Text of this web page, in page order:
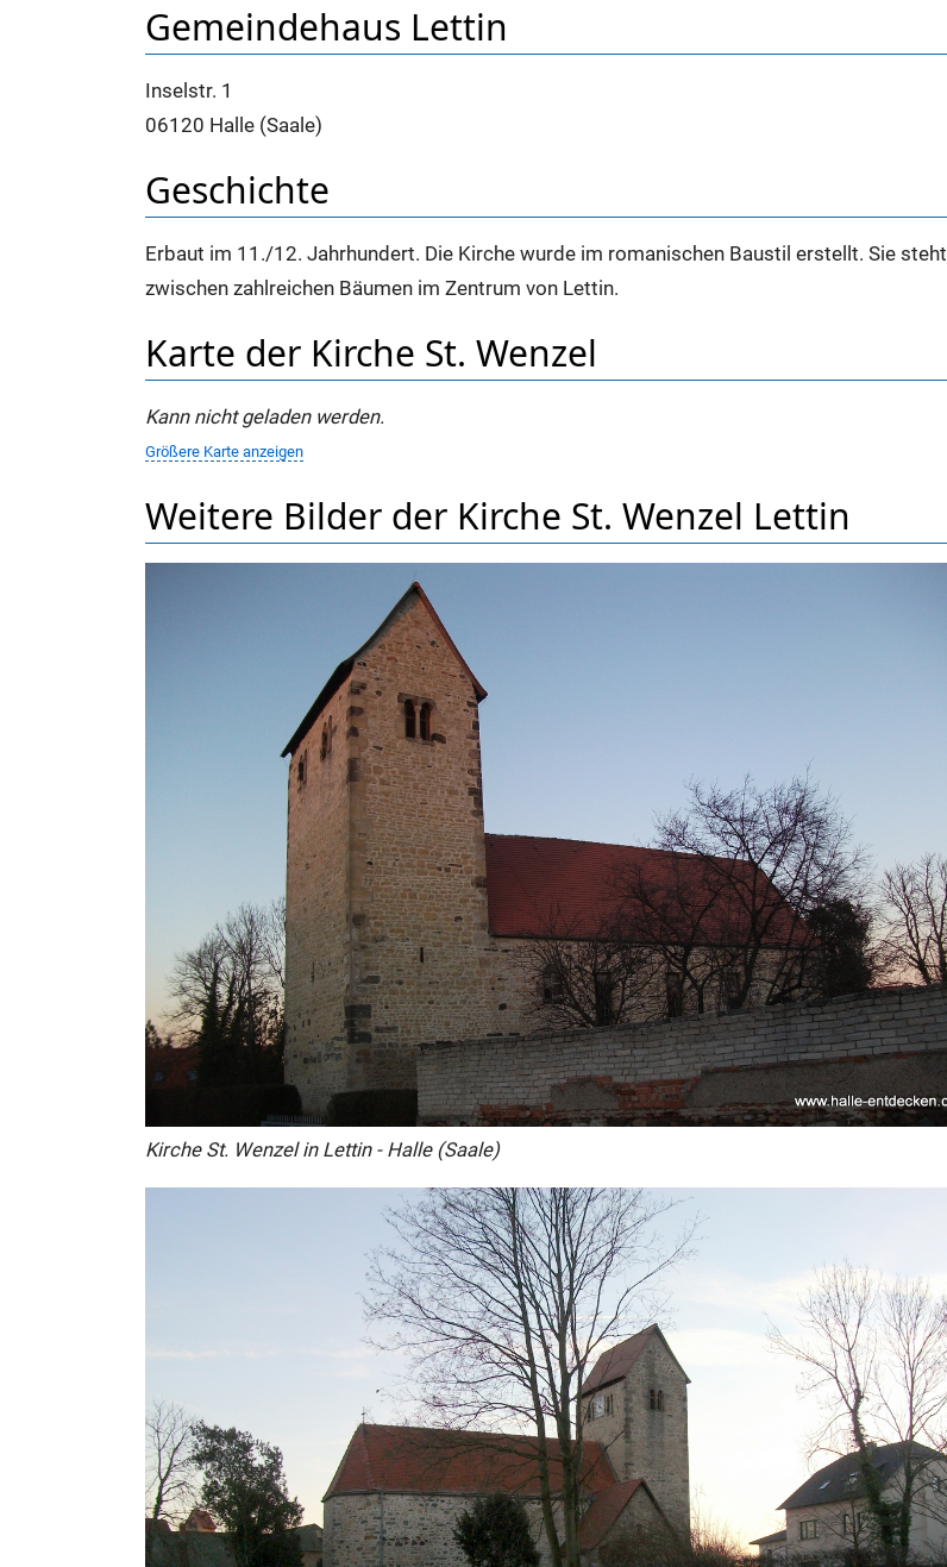
Gemeindehaus Lettin
Inselstr. 1
06120 Halle (Saale)
Geschichte
Erbaut im 11./12. Jahrhundert. Die Kirche wurde im romanischen Baustil erstellt. Sie steht
zwischen zahlreichen Bäumen im Zentrum von Lettin.
Karte der Kirche St. Wenzel
Kann nicht geladen werden.
Größere Karte anzeigen
Weitere Bilder der Kirche St. Wenzel Lettin
Kirche St. Wenzel in Lettin - Halle (Saale)